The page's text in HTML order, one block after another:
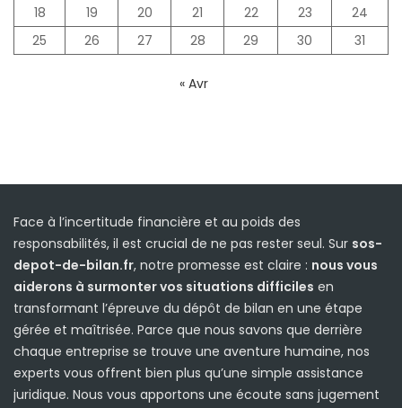
18
19 20 21 22 23
24
25
26 27 28 29 30 31
« Avr
Face à l’incertitude financière et au poids des
responsabilités, il est crucial de ne pas rester seul. Sur sos-
depot-de-bilan.fr, notre promesse est claire : nous vous
aiderons à surmonter vos situations difficiles en
transformant l’épreuve du dépôt de bilan en une étape
gérée et maîtrisée. Parce que nous savons que derrière
chaque entreprise se trouve une aventure humaine, nos
experts vous offrent bien plus qu’une simple assistance
juridique. Nous vous apportons une écoute sans jugement